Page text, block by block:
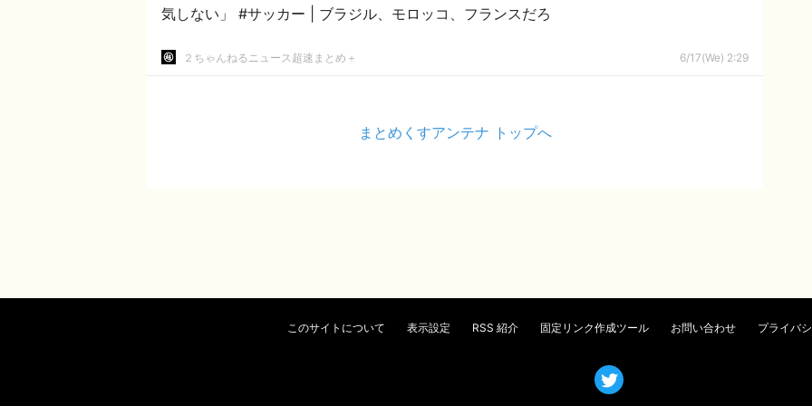
気しない」 #サッカー | ブラジル、モロッコ、フランスだろ
２ちゃんねるニュース超速まとめ＋ 6/17(We) 2:29
まとめくすアンテナ トップへ
このサイトについて 表示設定 RSS 紹介 固定リンク作成ツール お問い合わせ プライバ